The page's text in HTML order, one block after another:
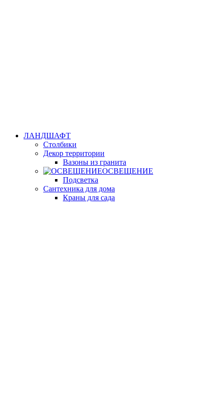
ЛАНДШАФТ
Столбики
Декор территории
Вазоны из гранита
ОСВЕЩЕНИЕ
Подсветка
Сантехника для дома
Краны для сада